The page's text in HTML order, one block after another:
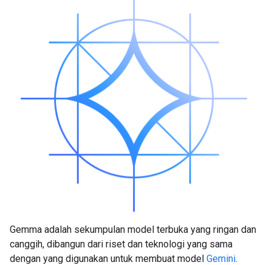
Gemma adalah sekumpulan model terbuka yang ringan dan
canggih, dibangun dari riset dan teknologi yang sama
dengan yang digunakan untuk membuat model Gemini.